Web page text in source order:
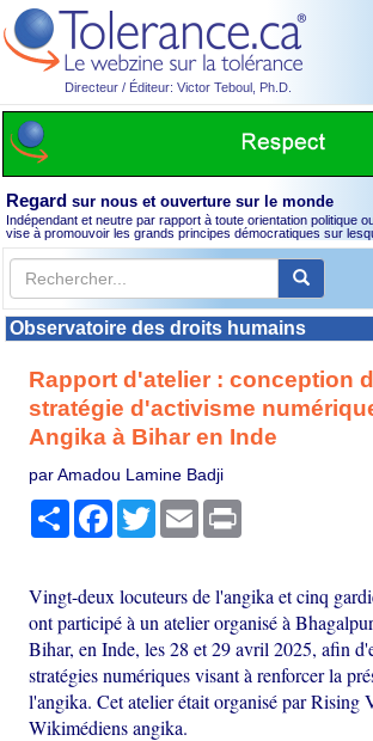
Directeur / Éditeur: Victor Teboul, Ph.D.
Regard sur nous et ouverture sur le monde
Indépendant et neutre par rapport à toute orientation politique
vise à promouvoir les grands principes démocratiques sur
Observatoire des droits humains
Rapport d'atelier : conception
stratégie d'activisme
Angika à Bihar en Inde
par Amadou Lamine Badji
PartagerFacebook
TwitterEmail
Vingt-deux locuteurs de l'angika et cinq
ont participé à un atelier organisé à
Bihar, en Inde, les 28 et 29 avril 2025, afin
stratégies numériques visant à renforcer la
l'angika. Cet atelier était organisé par Rising
Wikimédiens angika.